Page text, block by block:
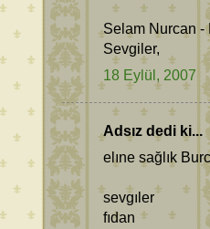
Selam Nurcan -
Sevgiler,
18 Eylül, 2007
Adsız dedi ki...
elıne sağlık
sevgıler
fıdan